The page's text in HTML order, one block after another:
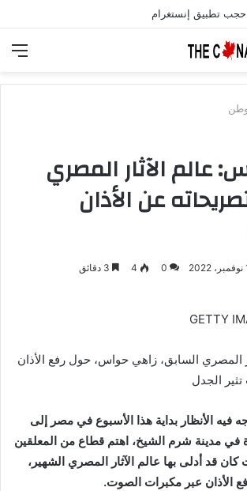
حجب تطبيق إنستغرام
عالم الآثار المصري
عن الأذان
0
4
المصري السابق، زاهي حواس، حول رفع الأذان
الجدل
فيه الأنظار بداية هذا الأسبوع في مصر إلى
في مدينة شرم الشيخ، اهتم قطاع من المعلقين
قد أدلى بها عالم الآثار المصري الشهير،
الأذان عبر مكبرات الصوت.